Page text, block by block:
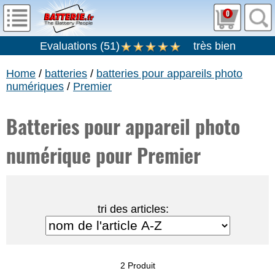
0
Evaluations(51) très bien
Home / batteries / batteries pour appareils photo
numériques / Premier
Batteries pour appareil photo
numérique pour Premier
tri des articles:
2 Produit